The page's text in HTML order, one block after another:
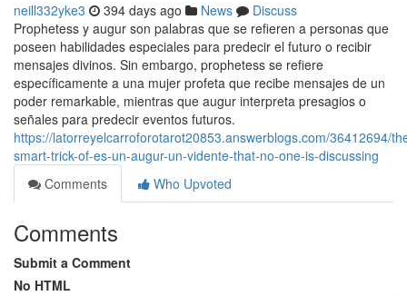
neill332yke3 394 days ago News
Discuss
Prophetess y augur son palabras que se refieren a personas que
poseen habilidades especiales para predecir el futuro o recibir
mensajes divinos. Sin embargo, prophetess se refiere
específicamente a una mujer profeta que recibe mensajes de un
poder remarkable, mientras que augur interpreta presagios o
señales para predecir eventos futuros.
https://latorreyelcarroforotarot20853.answerblogs.com/36412694/
smart-trick-of-es-un-augur-un-vidente-that-no-one-is-discussing
Comments
Who Upvoted
Comments
Submit a Comment
No HTML